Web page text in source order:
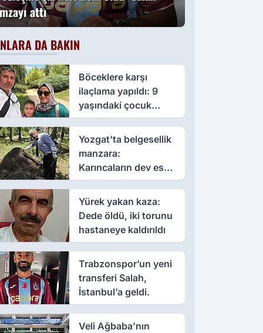
attı
DA BAKIN
Böceklere karşı
ilaçlama yapıldı: 9
yaşındaki çocuk
öldü, annesi yoğun
bakımda
Yozgat'ta belgesellik
manzara:
Karıncaların dev eseri
görenleri büyüledi
Yürek yakan kaza:
Dede öldü, iki torunu
hastaneye kaldırıldı
Trabzonspor’un yeni
transferi Salah,
İstanbul’a geldi.
Veli Ağbaba’nın